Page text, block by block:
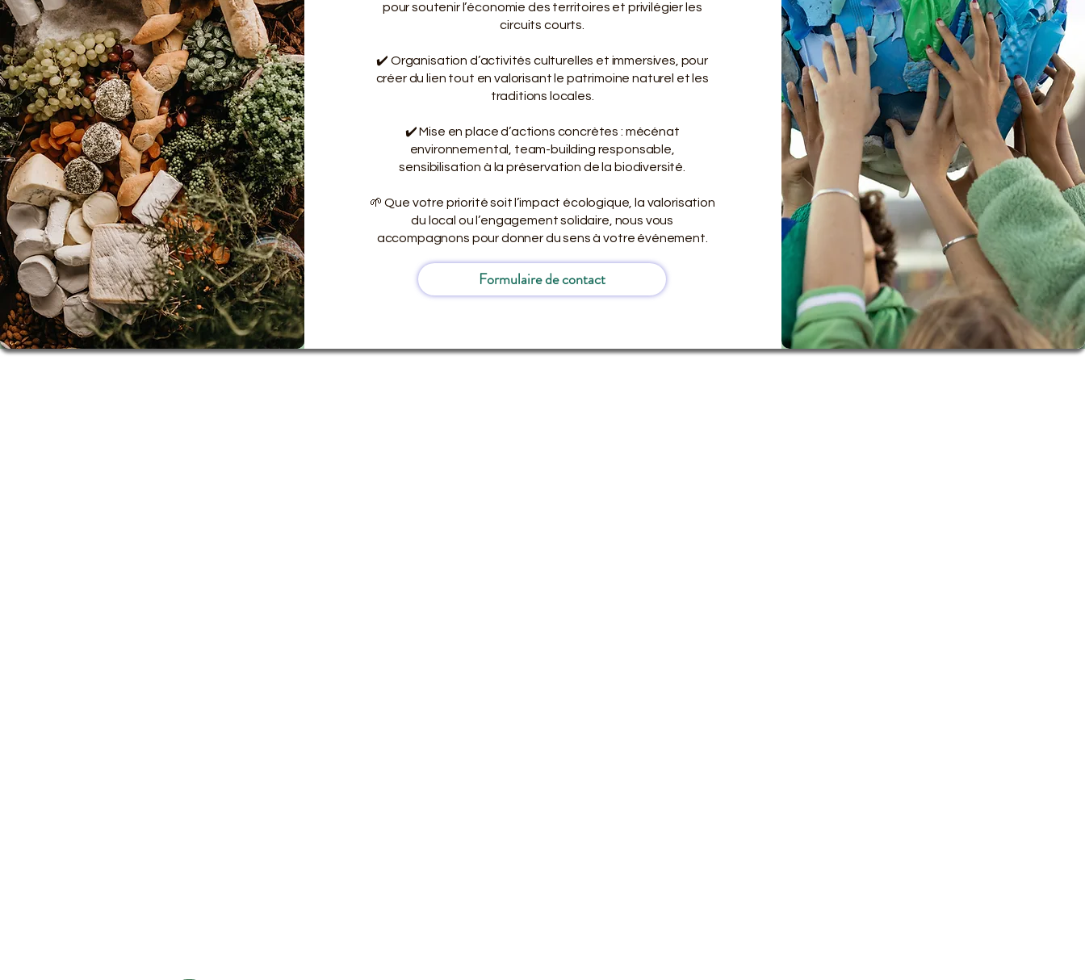
pour soutenir l’économie des territoires et privilégier les
circuits courts.
✔️ Organisation d’activités culturelles et immersives, pour
créer du lien tout en valorisant le patrimoine naturel et les
traditions locales.
✔️ Mise en place d’actions concrètes : mécénat
environnemental, team-building responsable,
sensibilisation à la préservation de la biodiversité.
🌱 Que votre priorité soit l’impact écologique, la valorisation
du local ou l’engagement solidaire, nous vous
accompagnons pour donner du sens à votre événement.
Formulaire de contact